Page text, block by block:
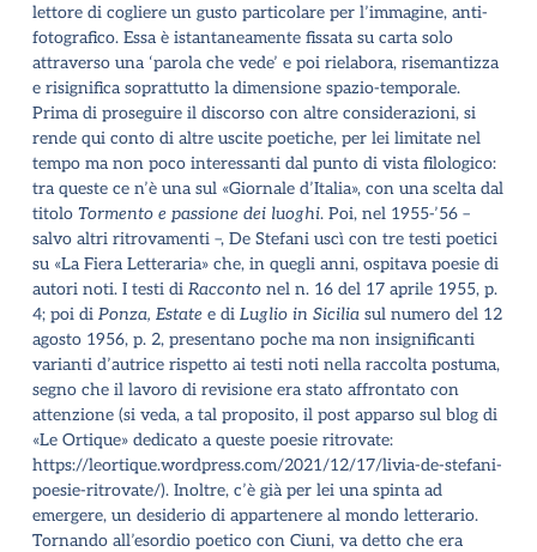
lettore di cogliere un gusto particolare per l’immagine, anti-
fotografico. Essa è istantaneamente fissata su carta solo
attraverso una ‘parola che vede’ e poi rielabora, risemantizza
e risignifica soprattutto la dimensione spazio-temporale.
Prima di proseguire il discorso con altre considerazioni, si
rende qui conto di altre uscite poetiche, per lei limitate nel
tempo ma non poco interessanti dal punto di vista filologico:
tra queste ce n’è una sul «Giornale d’Italia», con una scelta dal
titolo Tormento e passione dei luoghi. Poi, nel 1955-’56 –
salvo altri ritrovamenti –, De Stefani uscì con tre testi poetici
su «La Fiera Letteraria» che, in quegli anni, ospitava poesie di
autori noti. I testi di Raccontonel n. 16 del 17 aprile 1955, p.
4; poi di Ponza, Estate e di Luglio in Siciliasul numero del 12
agosto 1956, p. 2, presentano poche ma non insignificanti
varianti d’autrice rispetto ai testi noti nella raccolta postuma,
segno che il lavoro di revisione era stato affrontato con
attenzione (si veda, a tal proposito, il post apparso sul blog di
«Le Ortique» dedicato a queste poesie ritrovate:
https://leortique.wordpress.com/2021/12/17/livia-de-stefani-
poesie-ritrovate/). Inoltre, c’è già per lei una spinta ad
emergere, un desiderio di appartenere al mondo letterario.
Tornando all’esordio poetico con Ciuni, va detto che era